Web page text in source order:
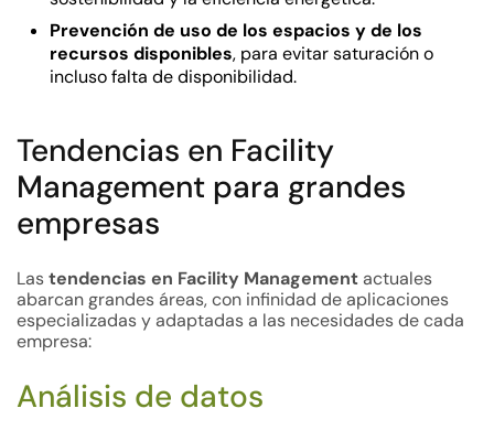
Prevención de uso de los espacios y de los
recursos disponibles, para evitar saturación o
incluso falta de disponibilidad.
Tendencias en Facility
Management para grandes
empresas
Lastendencias en Facility Managementactuales
abarcan grandes áreas, con infinidad de aplicaciones
especializadas y adaptadas a las necesidades de cada
empresa:
Análisis de datos